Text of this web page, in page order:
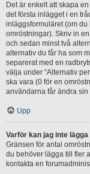
Det är enkelt att skapa
det första inlägget i en
inläggsformuläret (om
omröstningar). Skriv in
och sedan minst två
alternativ du får ha som
separerat med en
välja under “Alternativ
ska vara (0 för en
användarna får ändra sin
Upp
Varför kan jag inte
Gränsen för antal
du behöver lägga till fler
kontakta en